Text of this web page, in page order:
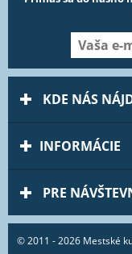
KDE NÁS
INFORMÁCIE
PRE
© 2011 - 2026 Mestské